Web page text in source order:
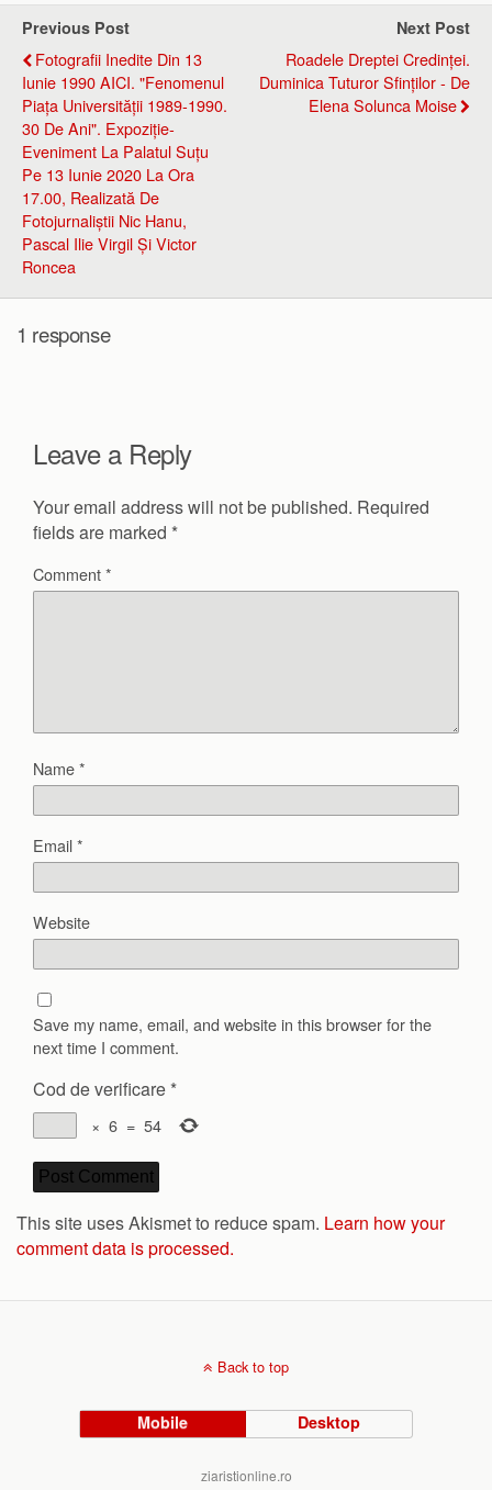
Previous Post
Fotografii Inedite Din 13
Iunie 1990 AICI. "Fenomenul
Piața Universității 1989-1990.
30 De Ani". Expoziție-
Eveniment La Palatul Suțu
Pe 13 Iunie 2020 La Ora
17.00, Realizată De
Fotojurnaliștii Nic Hanu,
Pascal Ilie Virgil Și Victor
Roncea
Next Post
Roadele Dreptei Credinței.
Duminica Tuturor Sfinților - De
Elena Solunca Moise
1 response
Leave a Reply
Your email address will not be published. Required
fields are marked *
Comment*
Name*
Email*
Website
Save my name, email, and website in this browser for the
next time I comment.
Cod de verificare *
× 6 = 54
This site uses Akismet to reduce spam. Learn how your
comment data is processed.
Back to top
Mobile Desktop
ziaristionline.ro